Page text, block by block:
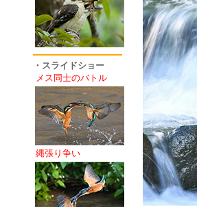
・スライドショー
メス同士のバトル
縄張り争い